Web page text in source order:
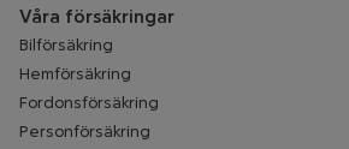
Våra försäkringar
Bilförsäkring
Hemförsäkring
Fordonsförsäkring
Personförsäkring